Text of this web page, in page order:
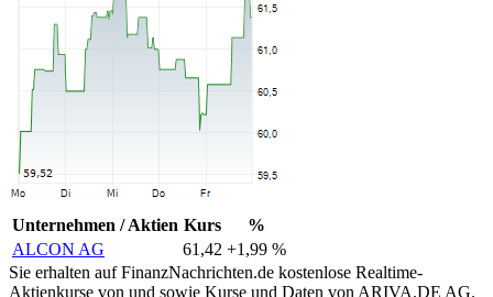
Unternehmen / Aktien Kurs
%
ALCON AG
61,42 +1,99 %
Sie erhalten auf FinanzNachrichten.de kostenlose Realtime-
Aktienkurse von und sowie Kurse und Daten von ARIVA.DE AG.